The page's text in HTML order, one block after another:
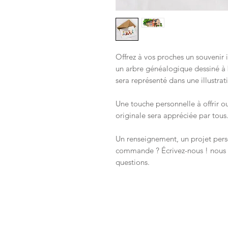
Offrez à vos proches un
un arbre généalogique dessiné
sera représenté dans une
Une touche personnelle à offrir
originale sera appréciée par tous.
Un renseignement, un projet
commande ? Écrivez-nous !
questions.